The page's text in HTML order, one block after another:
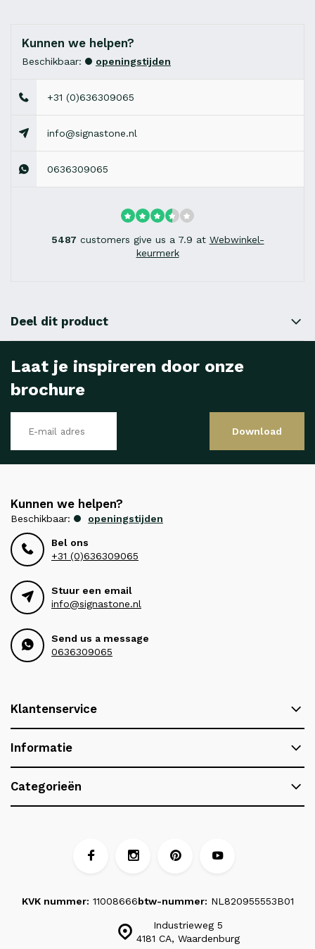
Kunnen we helpen?
Beschikbaar: openingstijden
+31 (0)636309065
info@signastone.nl
0636309065
5487 customers give us a 7.9 at Webwinkel-
keurmerk
Deel dit product
Laat je inspireren door onze
brochure
Download
Kunnen we helpen?
Beschikbaar: openingstijden
Bel ons
+31 (0)636309065
Stuur een email
info@signastone.nl
Send us a message
0636309065
Klantenservice
Informatie
Categorieën
Industrieweg 5
4181 CA, Waardenburg
KVK nummer: 11008666btw-nummer: NL820955553B01